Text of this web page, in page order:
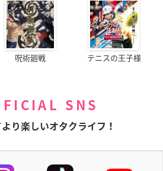
呪術廻戦 テニスの王子様
SNS
り楽しいオタクライフ！